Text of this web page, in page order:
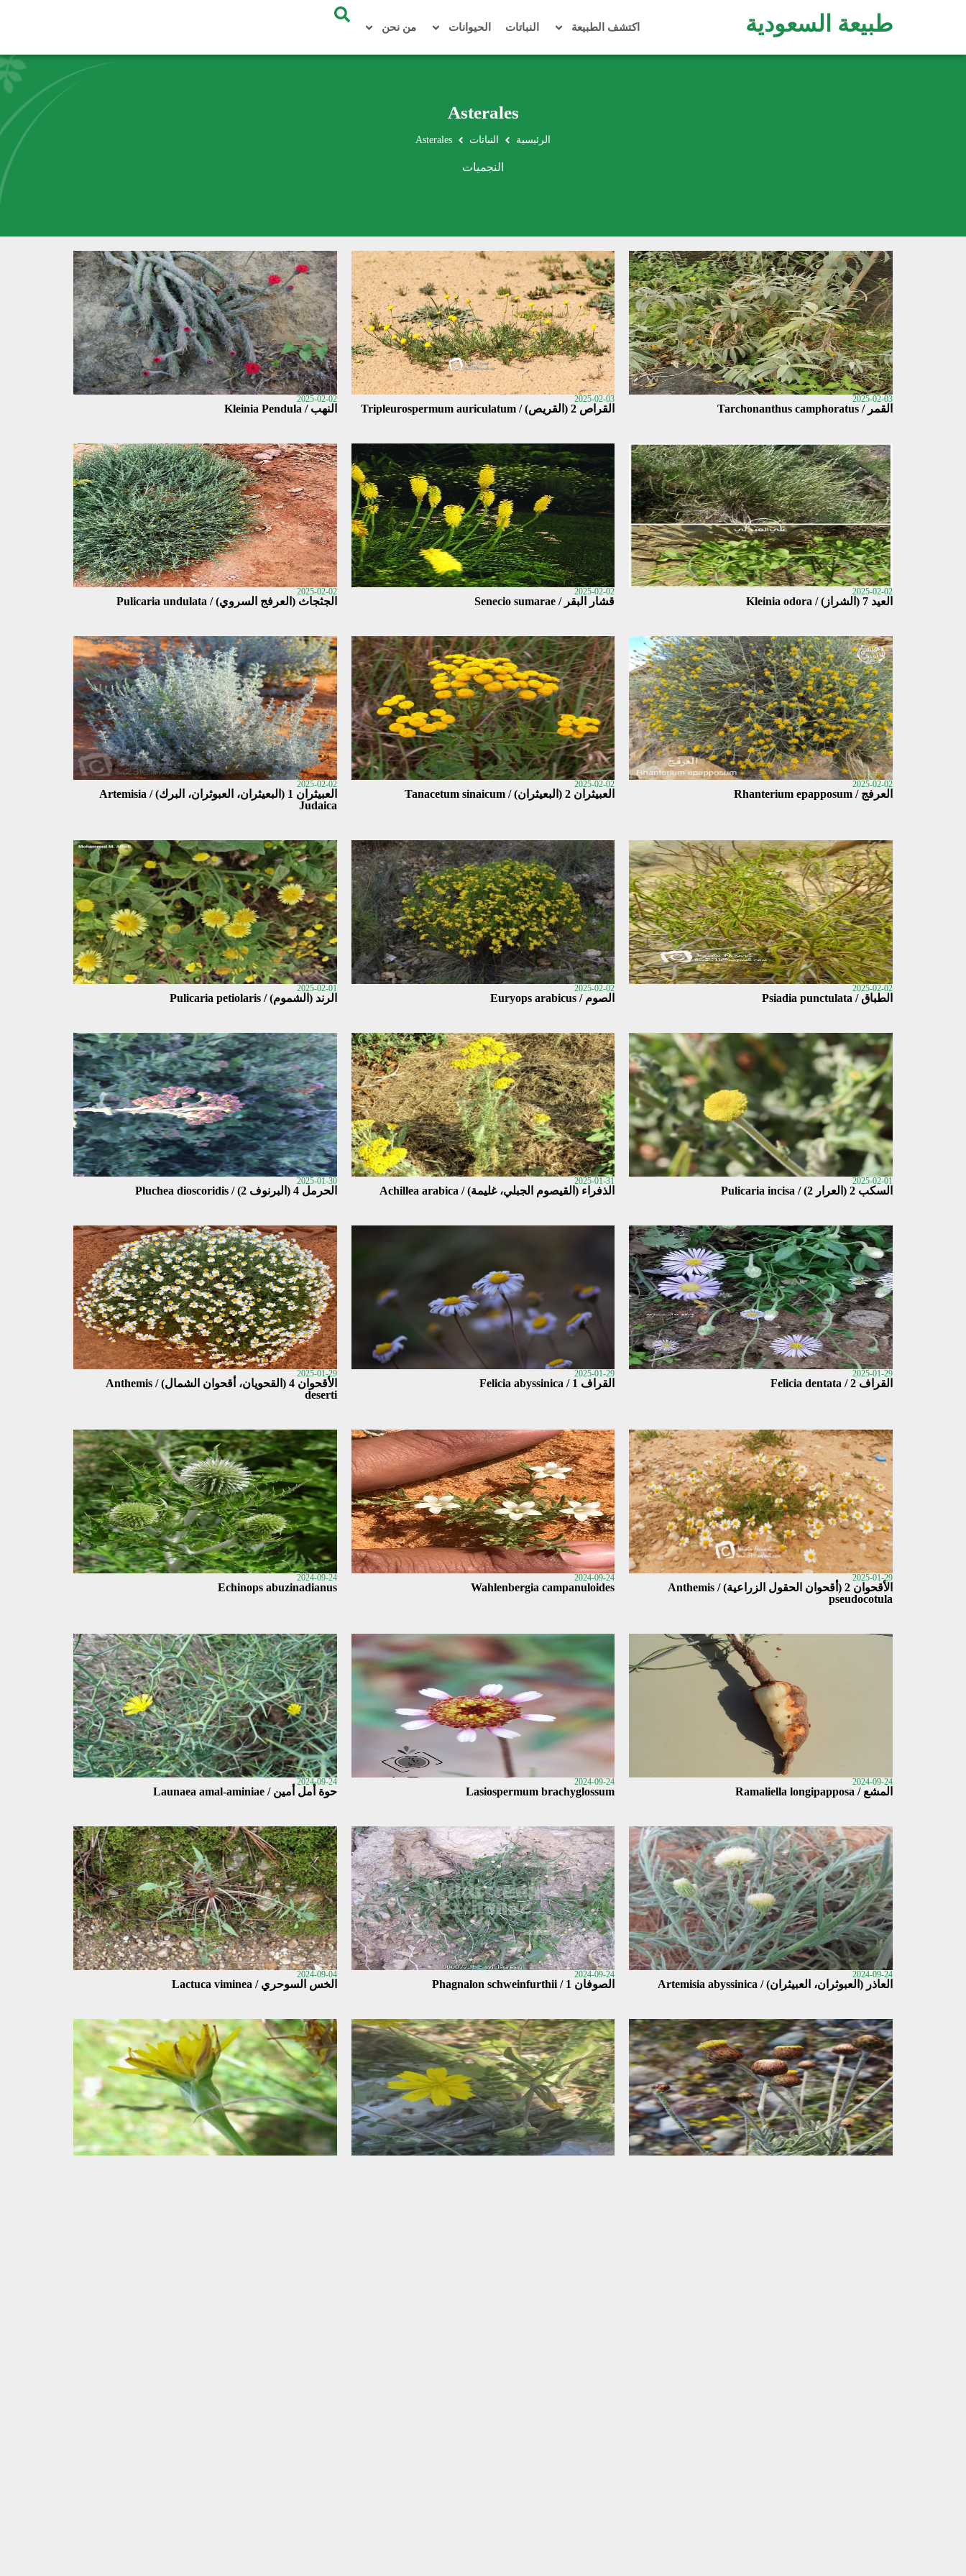
طبيعة السعودية اكتشف الطبيعة النباتات الحيوانات من نحن
Asterales
الرئيسية النباتات Asterales
النجميات
2025-02-03
القمر / Tarchonanthus camphoratus
2025-02-03
القراص 2 (القريص) / Tripleurospermum auriculatum
2025-02-02
النهب / Kleinia Pendula
2025-02-02
العيد 7 (الشراز) / Kleinia odora
2025-02-02
قشار البقر / Senecio sumarae
2025-02-02
الجثجاث (العرفج السروي) / Pulicaria undulata
2025-02-02
العرفج / Rhanterium epapposum
2025-02-02
العبيثران 2 (البعيثران) / Tanacetum sinaicum
2025-02-02
العبيثران 1 (البعيثران، العبوثران، البرك) / Artemisia
Judaica
2025-02-02
الطباق / Psiadia punctulata
2025-02-02
الصوم / Euryops arabicus
2025-02-01
الرند (الشموم) / Pulicaria petiolaris
2025-02-01
السكب 2 (العرار 2) / Pulicaria incisa
2025-01-31
الذفراء (القيصوم الجبلي، غليمة) / Achillea arabica
2025-01-30
الحرمل 4 (البرنوف 2) / Pluchea dioscoridis
2025-01-29
القراف 2 / Felicia dentata
2025-01-29
القراف 1 / Felicia abyssinica
2025-01-29
الأقحوان 4 (القحويان، أقحوان الشمال) / Anthemis
deserti
2025-01-29
الأقحوان 2 (أقحوان الحقول الزراعية) / Anthemis
pseudocotula
2024-09-24
Wahlenbergia campanuloides
2024-09-24
Echinops abuzinadianus
2024-09-24
المشع / Ramaliella longipapposa
2024-09-24
Lasiospermum brachyglossum
2024-09-24
حوة أمل أمين / Launaea amal-aminiae
2024-09-24
العاذر (العبوثران، العبيثران) / Artemisia abyssinica
2024-09-24
الصوفان 1 / Phagnalon schweinfurthii
2024-09-04
الخس السوحري / Lactuca viminea